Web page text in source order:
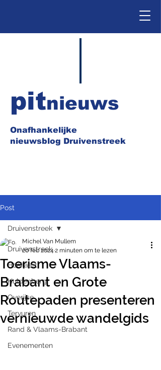
Onafhankelijke
nieuwsblog Druivenstreek
pitnieuws
Post
Druivenstreek
Hoeilaart
Huldenberg
Overijse
Tervuren
Rand & Vlaams-Brabant
Evenementen
Druivenstreek
Toerisme Vlaams-
Brabant en Grote
Routepaden presenteren
vernieuwde wandelgids
Michel Van Mullem
20 feb 2024 2 minuten om te lezen